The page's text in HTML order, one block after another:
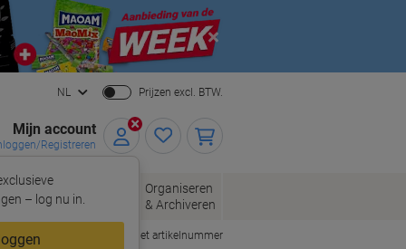
Close
NL Prijzen excl. BTW.
Mijn account
Registreren
– log nu in.
Kantoorartikelen
Organiseren
& Archiveren
Snel bestellen met artikelnummer